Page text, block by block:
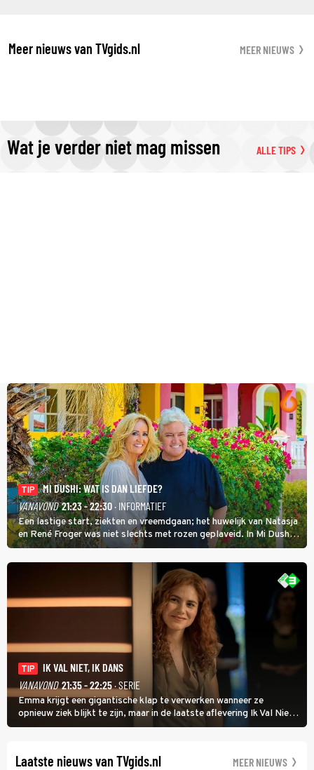
Meer nieuws van TVgids.nl MEER NIEUWS
Wat je verder niet mag missen ALLE TIPS
TIP
MI DUSHI: WAT IS DAN LIEFDE?
VANAVOND 21:23 - 22:30 · INFORMATIEF
Een lastige start, ziekten en vreemdgaan; het huwelijk van Natasja
en René Froger was niet slechts met rozen geplaveid. In Mi Dushi:
Wat Is Dan Liefde? neemt Wilfred Genee het showbizzkoppel mee
uit vissen om het over de liefde te hebben.
TIP
IK VAL NIET, IK DANS
VANAVOND 21:35 - 22:25· SERIE
Emma krijgt een gigantische klap te verwerken wanneer ze
opnieuw ziek blijkt te zijn, maar in de laatste aflevering Ik Val Niet,
Ik Dans laat ze zien dat ze niet van plan is op te geven, zelfs als ze
Laatste nieuws van TVgids.nl MEER NIEUWS